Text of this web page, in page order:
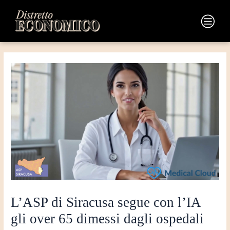
contenuto
Main
Menu
L’ASP di Siracusa segue con l’IA
gli over 65 dimessi dagli ospedali
articoli